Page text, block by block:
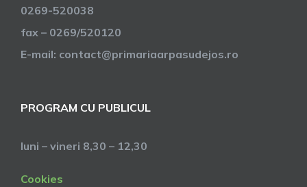
0269-520038
fax – 0269/520120
E-mail: contact@primariaarpasudejos.ro
PROGRAM CU PUBLICUL
luni – vineri 8,30 – 12,30
Cookies